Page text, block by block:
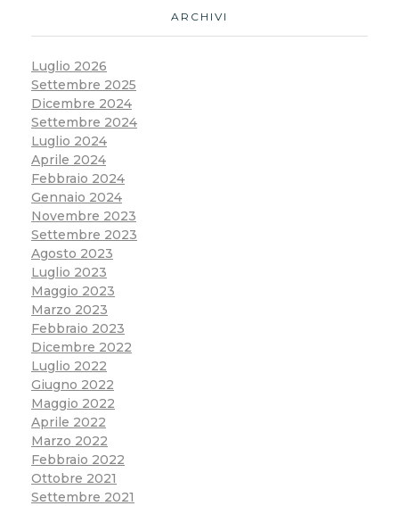
ARCHIVI
Luglio 2026
Settembre 2025
Dicembre 2024
Settembre 2024
Luglio 2024
Aprile 2024
Febbraio 2024
Gennaio 2024
Novembre 2023
Settembre 2023
Agosto 2023
Luglio 2023
Maggio 2023
Marzo 2023
Febbraio 2023
Dicembre 2022
Luglio 2022
Giugno 2022
Maggio 2022
Aprile 2022
Marzo 2022
Febbraio 2022
Ottobre 2021
Settembre 2021